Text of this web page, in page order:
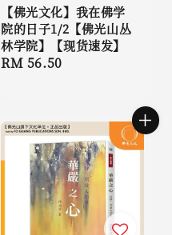
【佛光文化】我在佛学
院的日子1/2【佛光山丛
林学院】【现货速发】
Regular
RM 56.50